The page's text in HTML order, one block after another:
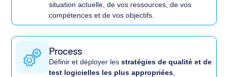
situation actuelle, de vos ressources, de vos
compétences et de vos objectifs.
Process
Définir et déployer lesstratégies de qualité et de
test logicielles les plus appropriées